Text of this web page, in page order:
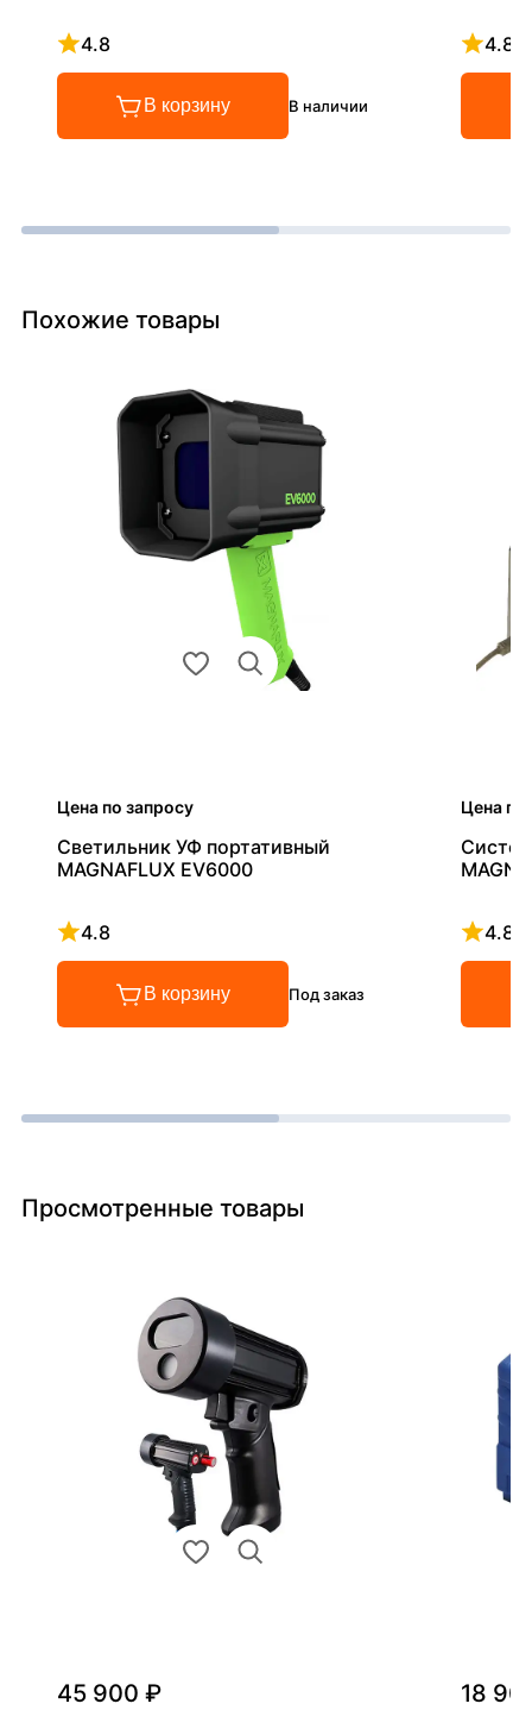
4.8
Рейтинг 4.8 из 5
В корзину В наличии
4.8
Похожие товары
Цена по запросу
Светильник УФ портативный
MAGNAFLUX EV6000
4.8
Рейтинг 4.8 из 5
В корзину Под заказ
Цена по
4.8
Просмотренные товары
45 900 ₽ 18